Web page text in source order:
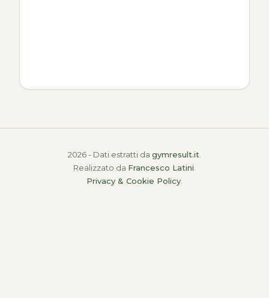
2026 - Dati estratti da gymresult.it
Realizzato da Francesco Latini
Privacy & Cookie Policy